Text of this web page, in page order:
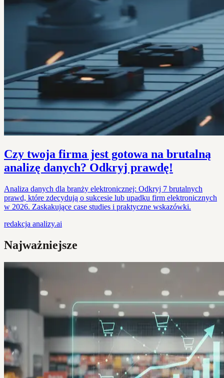
Czy twoja firma jest gotowa na brutalną
analizę danych? Odkryj prawdę!
Analiza danych dla branży elektronicznej: Odkryj 7 brutalnych
prawd, które zdecydują o sukcesie lub upadku firm elektronicznych
w 2026. Zaskakujące case studies i praktyczne wskazówki.
redakcja analizy.ai
Najważniejsze